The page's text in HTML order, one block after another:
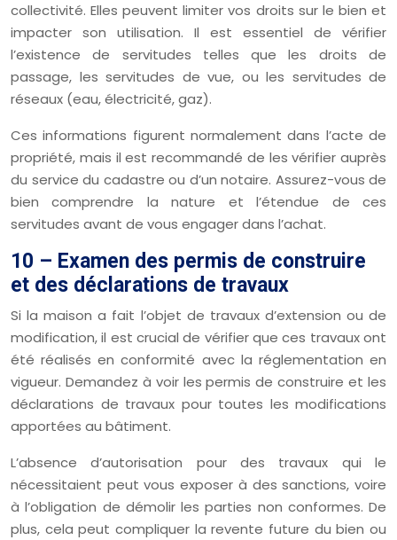
collectivité. Elles peuvent limiter vos droits sur le bien et
impacter son utilisation. Il est essentiel de vérifier
l’existence de servitudes telles que les droits de
passage, les servitudes de vue, ou les servitudes de
réseaux (eau, électricité, gaz).
Ces informations figurent normalement dans l’acte de
propriété, mais il est recommandé de les vérifier auprès
du service du cadastre ou d’un notaire. Assurez-vous de
bien comprendre la nature et l’étendue de ces
servitudes avant de vous engager dans l’achat.
10 – Examen des permis de construire
et des déclarations de travaux
Si la maison a fait l’objet de travaux d’extension ou de
modification, il est crucial de vérifier que ces travaux ont
été réalisés en conformité avec la réglementation en
vigueur. Demandez à voir les permis de construire et les
déclarations de travaux pour toutes les modifications
apportées au bâtiment.
L’absence d’autorisation pour des travaux qui le
nécessitaient peut vous exposer à des sanctions, voire
à l’obligation de démolir les parties non conformes. De
plus, cela peut compliquer la revente future du bien ou